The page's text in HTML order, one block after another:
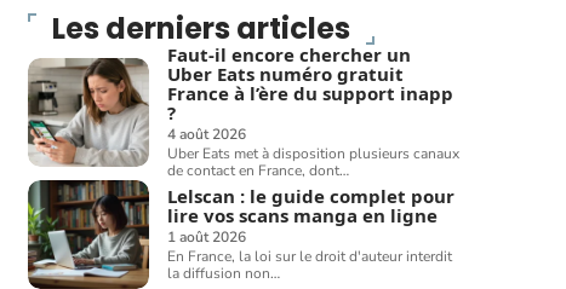
Les derniers articles
Faut-il encore chercher un
Uber Eats numéro gratuit
France à l’ère du support inapp
?
4 août 2026
Uber Eats met à disposition plusieurs canaux
de contact en France, dont…
Lelscan : le guide complet pour
lire vos scans manga en ligne
1 août 2026
En France, la loi sur le droit d'auteur interdit
la diffusion non…